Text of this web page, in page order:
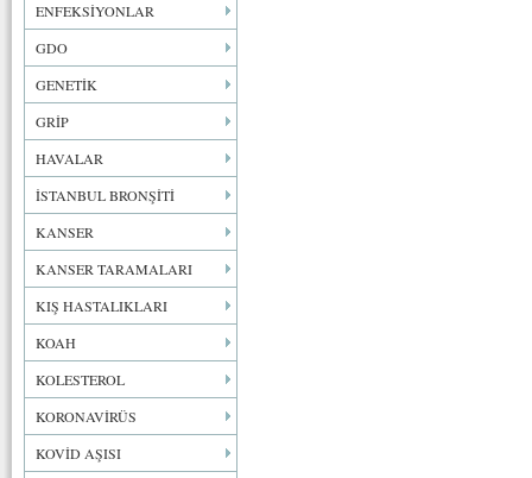
ENFEKSİYONLAR
GDO
GENETİK
GRİP
HAVALAR
İSTANBUL BRONŞİTİ
KANSER
KANSER TARAMALARI
KIŞ HASTALIKLARI
KOAH
KOLESTEROL
KORONAVİRÜS
KOVİD AŞISI